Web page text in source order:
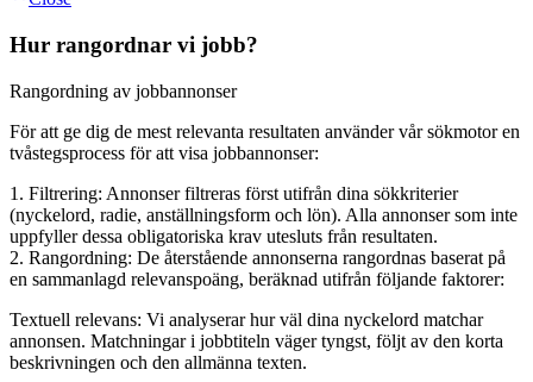
Hur rangordnar vi jobb?
Rangordning av jobbannonser
För att ge dig de mest relevanta resultaten använder vår sökmotor en
tvåstegsprocess för att visa jobbannonser:
1. Filtrering: Annonser filtreras först utifrån dina sökkriterier
(nyckelord, radie, anställningsform och lön). Alla annonser som inte
uppfyller dessa obligatoriska krav utesluts från resultaten.
2. Rangordning: De återstående annonserna rangordnas baserat på
en sammanlagd relevanspoäng, beräknad utifrån följande faktorer:
Textuell relevans: Vi analyserar hur väl dina nyckelord matchar
annonsen. Matchningar i jobbtiteln väger tyngst, följt av den korta
beskrivningen och den allmänna texten.